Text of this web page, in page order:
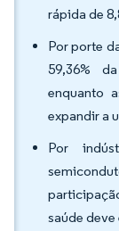
rápida de
Por porte
59,36%
enquanto
expandir a
Por
saúde deve